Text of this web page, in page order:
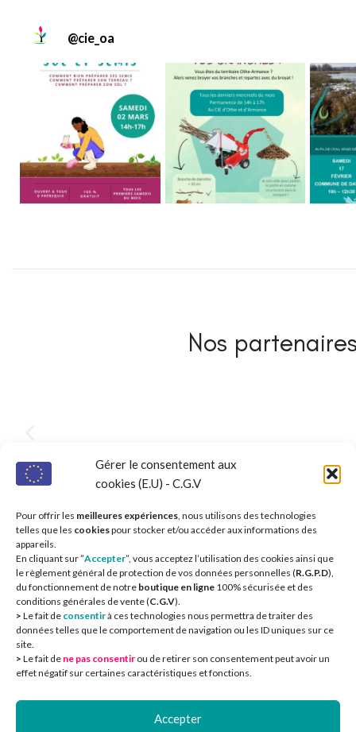
Gérer le consentement aux
cookies (E.U) - C.G.V
Pour offrir les meilleures expériences, nous utilisons des technologies
telles que les cookiespour stocker et/ou accéder aux informations des
appareils.
En cliquant sur ”Accepter”, vous acceptez l’utilisation des cookies ainsi que
le règlement général de protection de vos données personnelles (R.G.P.D),
du fonctionnement de notre boutique en ligne 100% sécurisée et des
conditions générales de vente (C.G.V).
> Le fait de consentirà ces technologies nous permettra de traiter des
données telles que le comportement de navigation ou les ID uniques sur ce
site.
> Le fait de ne pas consentir ou de retirer son consentement peut avoir un
effet négatif sur certaines caractéristiques et fonctions.
Accepter
@cie_oa
Nos